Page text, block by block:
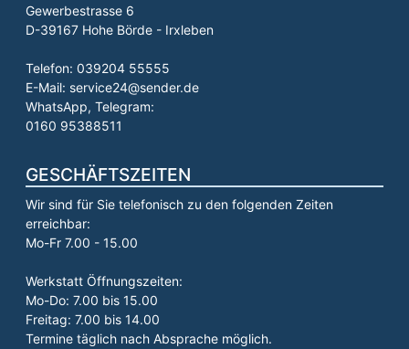
Gewerbestrasse 6
D-39167 Hohe Börde - Irxleben
Telefon: 039204 55555
E-Mail: service24@sender.de
WhatsApp, Telegram:
0160 95388511
GESCHÄFTSZEITEN
Wir sind für Sie telefonisch zu den folgenden Zeiten
erreichbar:
Mo-Fr 7.00 - 15.00
Werkstatt Öffnungszeiten:
Mo-Do: 7.00 bis 15.00
Freitag: 7.00 bis 14.00
Termine täglich nach Absprache möglich.